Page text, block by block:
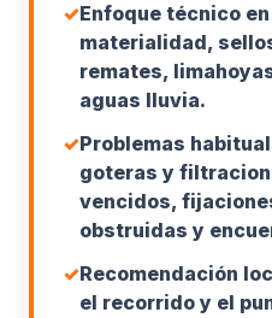
✓Enfoque técnico
materialidad,
remates,
aguas lluvia.
✓Problemas
goteras y
vencidos,
obstruidas y
✓Recomendación
el recorrido y el